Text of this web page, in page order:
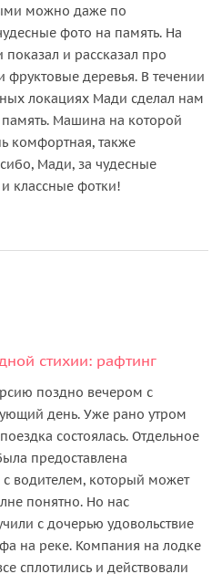
можно даже по
фото на память. На
и рассказал про
фруктовые деревья. В течении
локациях Мади сделал нам
Машина на которой
комфортная, также
Мади, за чудесные
классные фотки!
стихии: рафтинг
поздно вечером с
день. Уже рано утром
состоялась. Отдельное
предоставлена
водителем, который может
понятно. Но нас
с дочерью удовольствие
на реке. Компания на лодке
сплотились и действовали